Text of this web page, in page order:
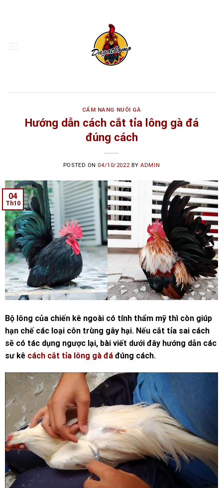
CẨM NANG NUÔI GÀ
Hướng dẫn cách cắt tỉa lông gà đá
đúng cách
POSTED ON 04/10/2022 BYADMIN
04
Th10
Bộ lông của chiến kê ngoài có tính thẩm mỹ thì còn giúp
hạn chế các loại côn trùng gây hại. Nếu cắt tỉa sai cách
sẽ có tác dụng ngược lại, bài viết dưới đây hướng dẫn các
sư kê cách cắt tỉa lông gà đá đúng cách.